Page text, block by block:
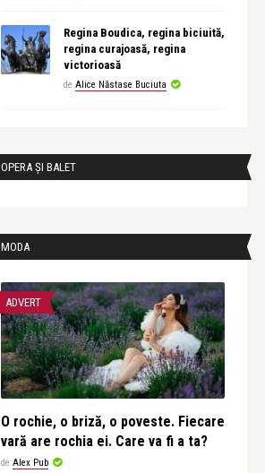
Regina Boudica, regina biciuită,
regina curajoasă, regina
victorioasă
de Alice Năstase Buciuta
OPERA ȘI BALET
MODA
ADVERT
O rochie, o briză, o poveste. Fiecare
vară are rochia ei. Care va fi a ta?
de Alex Pub